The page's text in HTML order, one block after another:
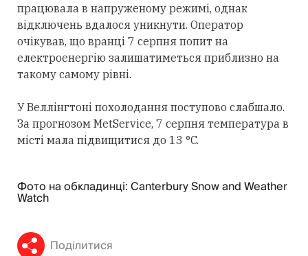
працювала в напруженому режимі, однак
відключень вдалося уникнути. Оператор
очікував, що вранці 7 серпня попит на
електроенергію залишатиметься приблизно на
такому самому рівні.
У Веллінгтоні похолодання поступово слабшало.
За прогнозом MetService, 7 серпня температура в
місті мала підвищитися до 13 °C.
Фото на обкладинці: Canterbury Snow and Weather
Watch
Поділитися